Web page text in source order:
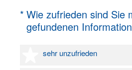
* Wie zufrieden sind Sie
gefundenen
(Erforderlich.)
sehr unzufrieden
1 Stern